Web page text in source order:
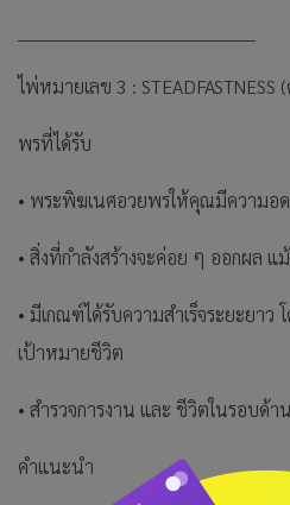
ไพ่หมายเลข 3 :
พรที่ได้รับ
• พระพิฆเนศอวยพรให้คุณมีความอ
• สิ่งที่กำลังสร้างจะค่อย ๆ ออกผล แม้
• มีเกณฑ์ได้รับความสำเร็จระยะยาว
เป้าหมายชีวิต
• สำรวจการงาน และ ชีวิตในรอบด้า
คำแนะนำ